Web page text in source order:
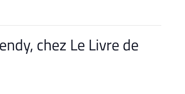
chez Le Livre de